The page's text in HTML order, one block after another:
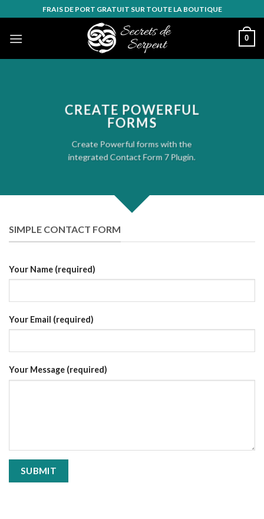
to
content
FRAIS DE PORT GRATUIT SUR TOUTE LA BOUTIQUE
0
CREATE POWERFUL
FORMS
Create Powerful forms with the
integrated Contact Form 7 Plugin.
SIMPLE CONTACT FORM
Your Name (required)
Your Email (required)
Your Message (required)